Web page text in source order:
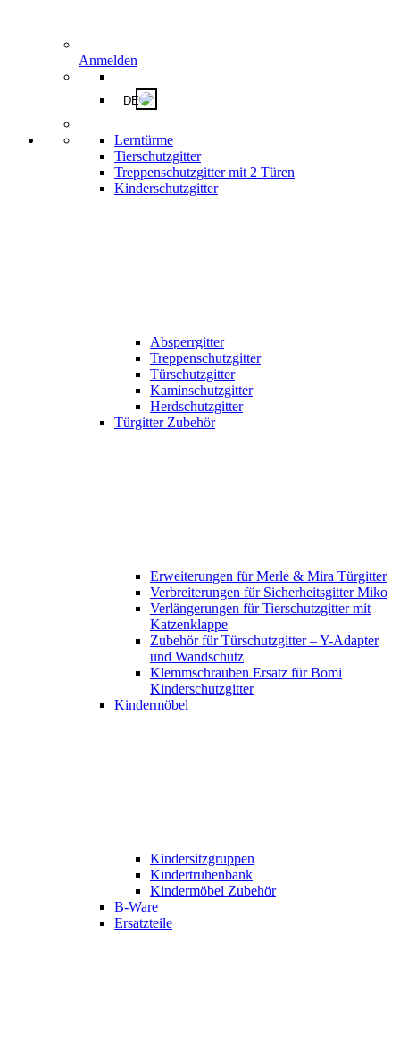
Anmelden
DE
Lerntürme
Tierschutzgitter
Treppenschutzgitter mit 2 Türen
Kinderschutzgitter
Absperrgitter
Treppenschutzgitter
Türschutzgitter
Kaminschutzgitter
Herdschutzgitter
Türgitter Zubehör
Erweiterungen für Merle & Mira Türgitter
Verbreiterungen für Sicherheitsgitter Miko
Verlängerungen für Tierschutzgitter mit
Katzenklappe
Zubehör für Türschutzgitter – Y-Adapter
und Wandschutz
Klemmschrauben Ersatz für Bomi
Kinderschutzgitter
Kindermöbel
Kindersitzgruppen
Kindertruhenbank
Kindermöbel Zubehör
B-Ware
Ersatzteile